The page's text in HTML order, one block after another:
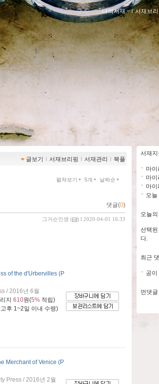
나의서재 ｌ서재브
글보기 ｌ 서재브리핑 ｌ 서재관리 ｌ 북플
펼쳐보기 5개 날짜순
댓글(0)
그거슨인생 ( ) l 2020-04-01 16:33
of the d'Urbervilles (P
/ 2016년 6월
지 610원(5% 적립)
후 1~2일 이내 수령)
Merchant of Venice (P
Press / 2016년 2월
서재지
마이
마이
마이
오늘
오늘
선택된
다.
최근
공이
먼댓